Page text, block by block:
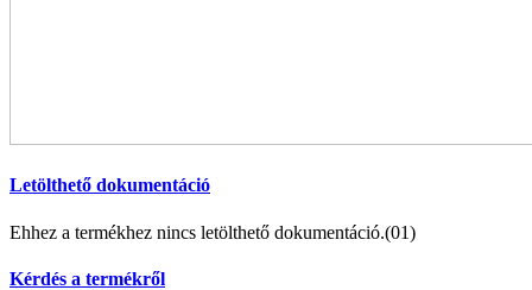
Letölthető dokumentáció
Ehhez a termékhez nincs letölthető dokumentáció.(01)
Kérdés a termékről